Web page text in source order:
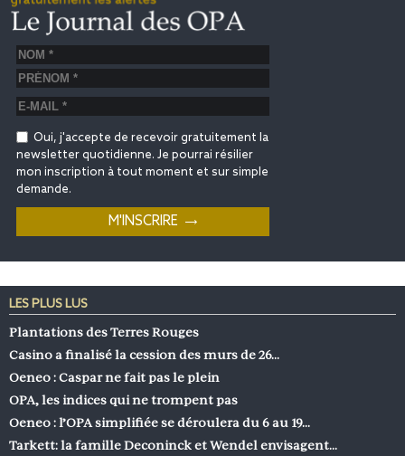
Oui, j'accepte de recevoir gratuitement la
newsletter quotidienne. Je pourrai résilier
mon inscription à tout moment et sur simple
demande.
LES PLUS LUS
Plantations des Terres Rouges
Casino a finalisé la cession des murs de 26…
Oeneo : Caspar ne fait pas le plein
OPA, les indices qui ne trompent pas
Oeneo : l’OPA simplifiée se déroulera du 6 au 19…
Tarkett: la famille Deconinck et Wendel envisagent…